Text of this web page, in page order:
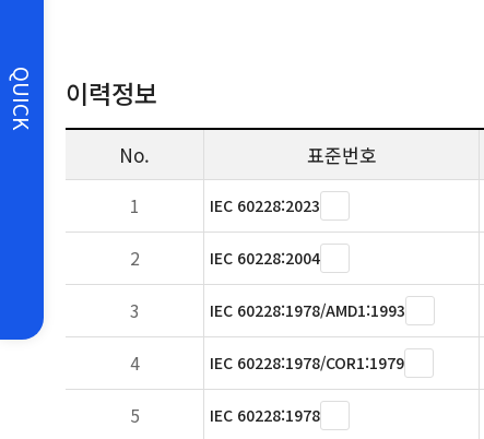
QUICK 이력정보
No. 표준번호
1 IEC 60228:2023
2
IEC 60228:2004
3
IEC 60228:1978/AMD1:1993
4
IEC 60228:1978/COR1:1979
5
IEC 60228:1978